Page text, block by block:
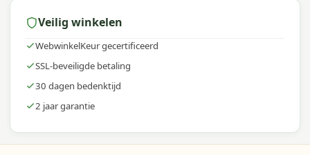
Veilig winkelen
WebwinkelKeur gecertificeerd
SSL-beveiligde betaling
30 dagen bedenktijd
2 jaar garantie